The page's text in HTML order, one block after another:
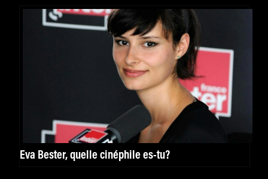
Eva Bester, quelle cinéphile es-tu?